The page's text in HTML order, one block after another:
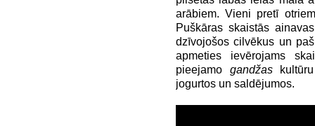
arābiem. Vieni pretī
Puškāras skaistās
dzīvojošos cilvēkus un
apmeties ievērojams
pieejamo gandžaskultūru
jogurtos un saldējumos.